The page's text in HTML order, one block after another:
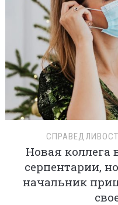
Новая коллега
серпентарии,
начальник